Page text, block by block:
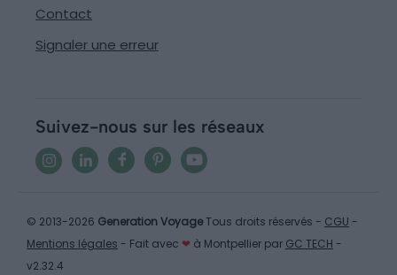
Contact
Signaler une erreur
Suivez-nous sur les réseaux
© 2013-2026 Generation VoyageTous droits réservés - CGU -
Mentions légales - Fait avec ❤ à Montpellier par GC TECH -
v2.32.4